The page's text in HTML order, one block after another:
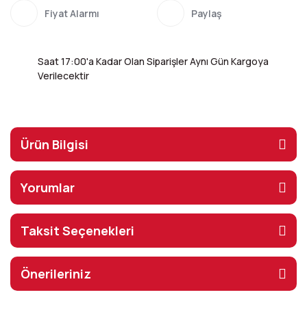
Fiyat Alarmı Paylaş
Saat 17:00'a Kadar Olan Siparişler Aynı Gün Kargoya
Verilecektir
Ürün Bilgisi
Yorumlar
Taksit Seçenekleri
Önerileriniz